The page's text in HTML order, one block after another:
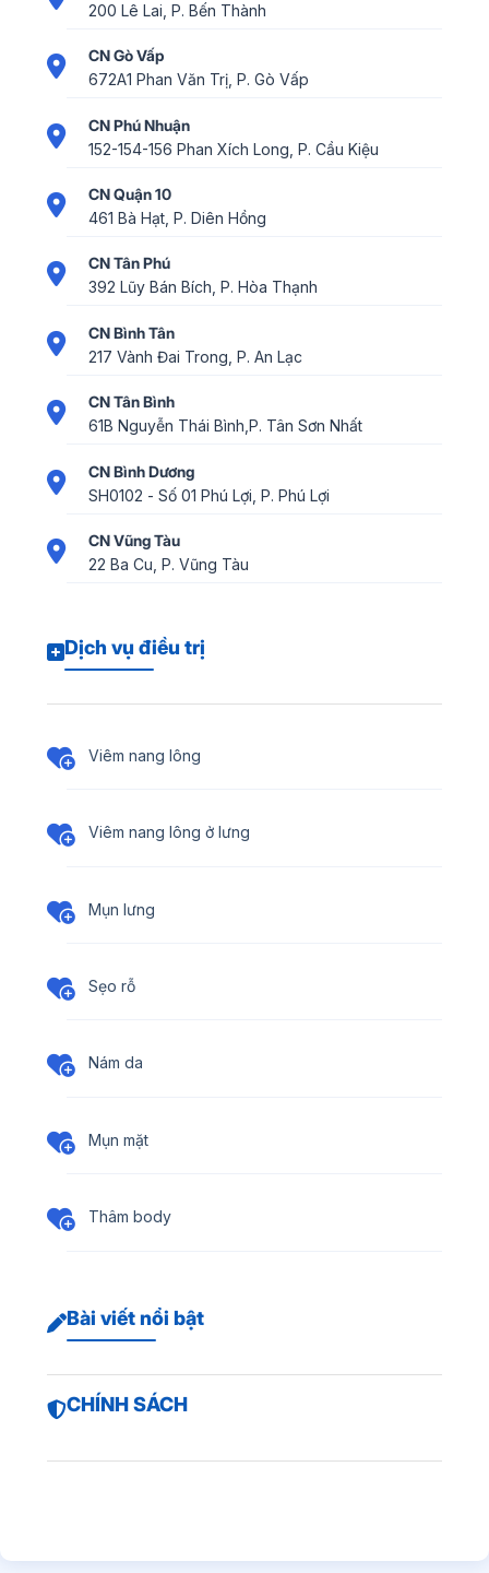
200 Lê Lai, P. Bến Thành
CN Gò Vấp
672A1 Phan Văn Trị, P. Gò Vấp
CN Phú Nhuận
152-154-156 Phan Xích Long, P. Cầu Kiệu
CN Quận 10
461 Bà Hạt, P. Diên Hồng
CN Tân Phú
392 Lũy Bán Bích, P. Hòa Thạnh
CN Bình Tân
217 Vành Đai Trong, P. An Lạc
CN Tân Bình
61B Nguyễn Thái Bình,P. Tân Sơn Nhất
CN Bình Dương
SH0102 - Số 01 Phú Lợi, P. Phú Lợi
CN Vũng Tàu
22 Ba Cu, P. Vũng Tàu
Dịch vụ điều trị
Viêm nang lông
Viêm nang lông ở lưng
Mụn lưng
Sẹo rỗ
Nám da
Mụn mặt
Thâm body
Bài viết nổi bật
Trị sẹo rỗ bao nhiêu tiền?
CHÍNH SÁCH